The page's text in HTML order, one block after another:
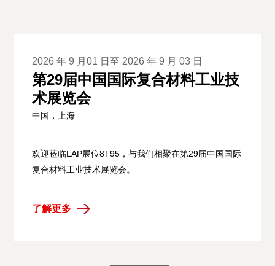
2026 年 9 月01 日至 2026 年 9 月 03 日
第29届中国国际复合材料工业技
术展览会
中国，上海
欢迎莅临LAP展位8T95，与我们相聚在第29届中国国际
复合材料工业技术展览会。
了解更多